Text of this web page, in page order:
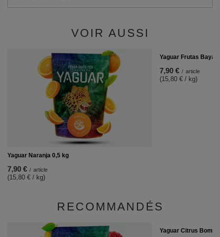
VOIR AUSSI
Yaguar Naranja 0,5 kg
7,90 € / article
(15,80 € / kg)
Yaguar Frutas Bayas
7,90 € / article
(15,80 € / kg)
RECOMMANDÉS
Yaguar Citrus Bomb